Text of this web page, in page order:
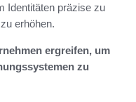
Identitäten präzise zu
erhöhen.
ergreifen, um
zu